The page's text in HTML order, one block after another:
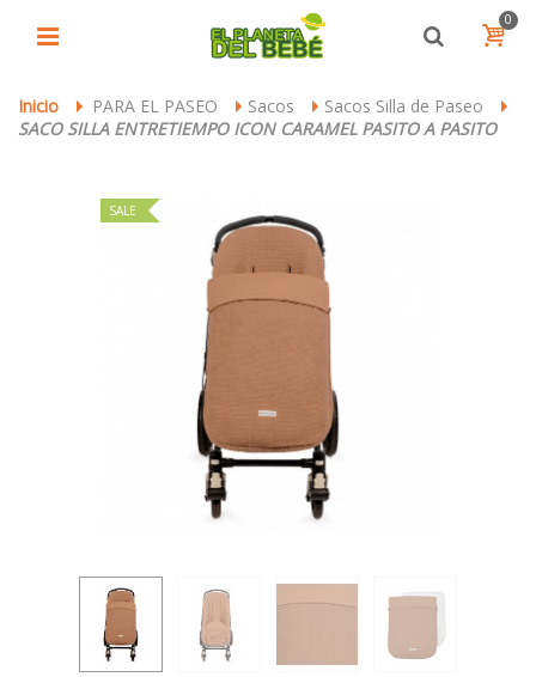
0
Inicio > PARA EL PASEO > Sacos > Sacos Silla de Paseo >
SACO SILLA ENTRETIEMPO ICON CARAMEL PASITO A PASITO
SALE